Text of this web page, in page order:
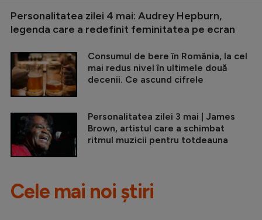
Personalitatea zilei 4 mai: Audrey Hepburn,
legenda care a redefinit feminitatea pe ecran
Consumul de bere în România, la cel
mai redus nivel în ultimele două
decenii. Ce ascund cifrele
Personalitatea zilei 3 mai | James
Brown, artistul care a schimbat
ritmul muzicii pentru totdeauna
Cele mai noi știri